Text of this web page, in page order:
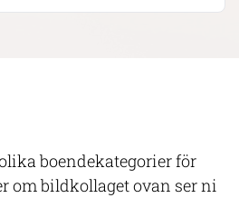
boendekategorier för
om bildkollaget ovan ser ni